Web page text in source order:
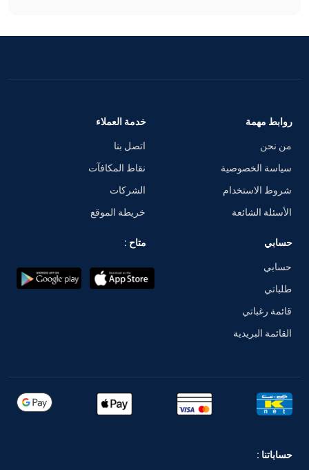
روابط مهمة
من نحن
سياسة الخصوصية
شروط الاستخدام
الأسئلة الشائعة
خدمة العملاء
اتصل بنا
نقاط المكافآت
الشركات
خريطة الموقع
حسابي
حسابي
طلباتي
قائمة رغباتي
القائمة البريدية
متاح :
حساباتنا :